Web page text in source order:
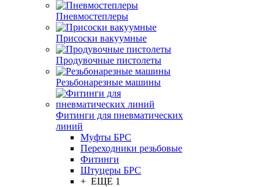
Пневмостеплеры
Присоски вакуумные
Продувочные пистолеты
Резьбонарезные машины
Фитинги для пневматических
линий
Муфты БРС
Переходники резьбовые
Фитинги
Штуцеры БРС
+ ЕЩЕ 1